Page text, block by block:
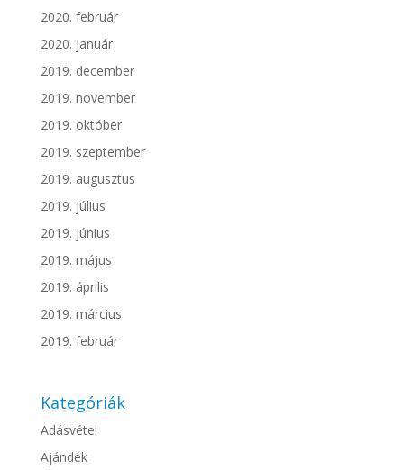
2020. február
2020. január
2019. december
2019. november
2019. október
2019. szeptember
2019. augusztus
2019. július
2019. június
2019. május
2019. április
2019. március
2019. február
Kategóriák
Adásvétel
Ajándék